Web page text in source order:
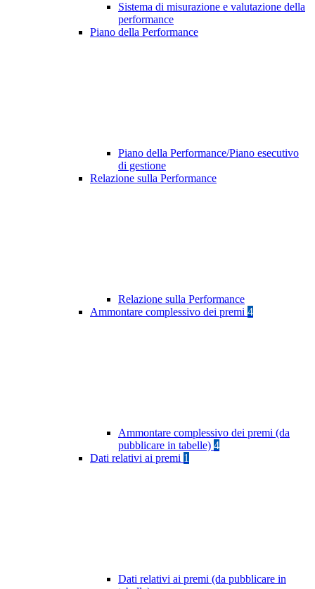
Sistema di misurazione e valutazione della
performance
Piano della Performance
Piano della Performance/Piano esecutivo
di gestione
Relazione sulla Performance
Relazione sulla Performance
Ammontare complessivo dei premi 4
Ammontare complessivo dei premi (da
pubblicare in tabelle) 4
Dati relativi ai premi 1
Dati relativi ai premi (da pubblicare in